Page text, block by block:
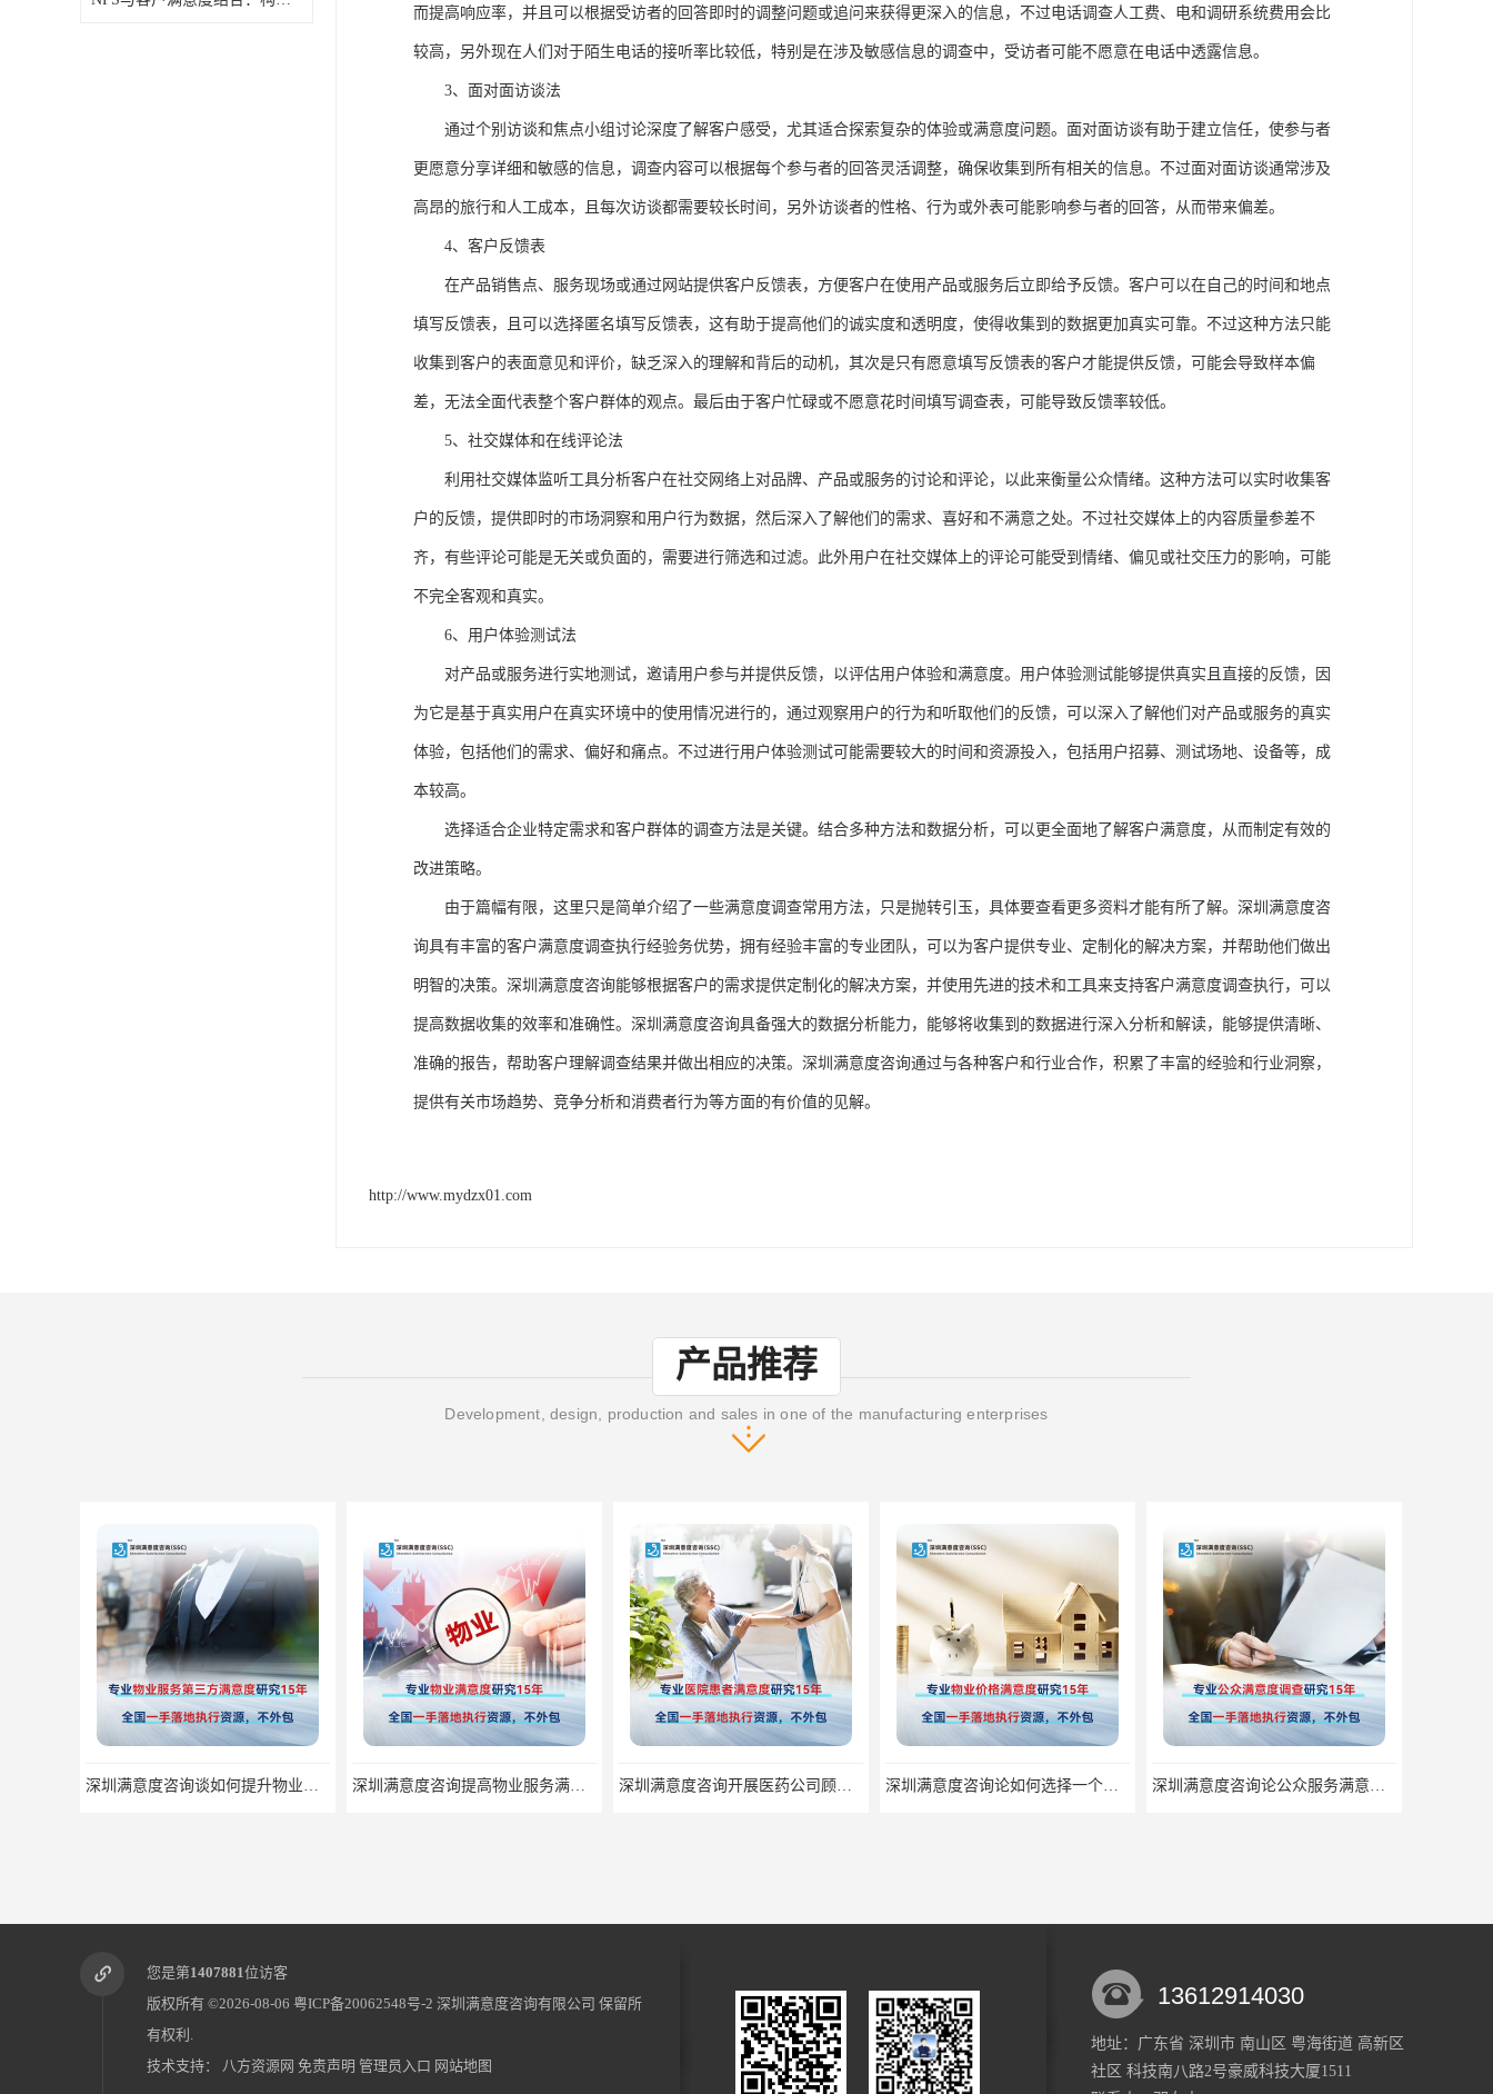
而提高响应率，并且可以根据受访者的回答即时的调整问题或追问来获得更深入的信息，不过电话调查人工费、电和调研系统费用会比
较高，另外现在人们对于陌生电话的接听率比较低，特别是在涉及敏感信息的调查中，受访者可能不愿意在电话中透露信息。
3、面对面访谈法
通过个别访谈和焦点小组讨论深度了解客户感受，尤其适合探索复杂的体验或满意度问题。面对面访谈有助于建立信任，使参与者
更愿意分享详细和敏感的信息，调查内容可以根据每个参与者的回答灵活调整，确保收集到所有相关的信息。不过面对面访谈通常涉及
高昂的旅行和人工成本，且每次访谈都需要较长时间，另外访谈者的性格、行为或外表可能影响参与者的回答，从而带来偏差。
4、客户反馈表
在产品销售点、服务现场或通过网站提供客户反馈表，方便客户在使用产品或服务后立即给予反馈。客户可以在自己的时间和地点
填写反馈表，且可以选择匿名填写反馈表，这有助于提高他们的诚实度和透明度，使得收集到的数据更加真实可靠。不过这种方法只能
收集到客户的表面意见和评价，缺乏深入的理解和背后的动机，其次是只有愿意填写反馈表的客户才能提供反馈，可能会导致样本偏
差，无法全面代表整个客户群体的观点。最后由于客户忙碌或不愿意花时间填写调查表，可能导致反馈率较低。
5、社交媒体和在线评论法
利用社交媒体监听工具分析客户在社交网络上对品牌、产品或服务的讨论和评论，以此来衡量公众情绪。这种方法可以实时收集客
户的反馈，提供即时的市场洞察和用户行为数据，然后深入了解他们的需求、喜好和不满意之处。不过社交媒体上的内容质量参差不
齐，有些评论可能是无关或负面的，需要进行筛选和过滤。此外用户在社交媒体上的评论可能受到情绪、偏见或社交压力的影响，可能
不完全客观和真实。
6、用户体验测试法
对产品或服务进行实地测试，邀请用户参与并提供反馈，以评估用户体验和满意度。用户体验测试能够提供真实且直接的反馈，因
为它是基于真实用户在真实环境中的使用情况进行的，通过观察用户的行为和听取他们的反馈，可以深入了解他们对产品或服务的真实
体验，包括他们的需求、偏好和痛点。不过进行用户体验测试可能需要较大的时间和资源投入，包括用户招募、测试场地、设备等，成
本较高。
选择适合企业特定需求和客户群体的调查方法是关键。结合多种方法和数据分析，可以更全面地了解客户满意度，从而制定有效的
改进策略。
由于篇幅有限，这里只是简单介绍了一些满意度调查常用方法，只是抛转引玉， 具体要查看更多资料才能有所了解。 深圳满意度咨
询具有丰富的客户满意度调查执行经验务优势，拥有经验丰富的专业团队，可以为客户提供专业、定制化的解决方案，并帮助他们做出
明智的决策。 深圳满意度咨询能够根据客户的需求提供定制化的解决方案，并使用先进的技术和工具来支持客户满意度调查执行，可以
提高数据收集的效率和准确性。 深圳满意度咨询具备强大的数据分析能力，能够将收集到的数据进行深入分析和解读，能够提供清晰、
准确的报告，帮助客户理解调查结果并做出相应的决策。 深圳满意度咨询通过与各种客户和行业合作，积累了丰富的经验和行业洞察，
提供有关市场趋势、竞争分析和消费者行为等方面的有价值的见解。
http://www.mydzx01.com
产品推荐
Development, design, production and sales in one of the manufacturing enterprises
深圳满意度咨询谈如何提升物业满意度 深圳满意度咨询提高物业服务满意度调查方案 深圳满意度咨询开展医药公司顾客满意度调查 深圳满意度咨询论如何选择一个好的物业满意度公司 深圳满意度咨询论公众服务满意度调查的意义
您是第1407881位访客
版权所有 ©2026-08-06 粤ICP备20062548号-2 深圳满意度咨询有限公司 保留所
有权利.
技术支持： 八方资源网 免责声明 管理员入口 网站地图
13612914030
地址：广东省 深圳市 南山区 粤海街道 高新区
社区 科技南八路2号豪威科技大厦1511